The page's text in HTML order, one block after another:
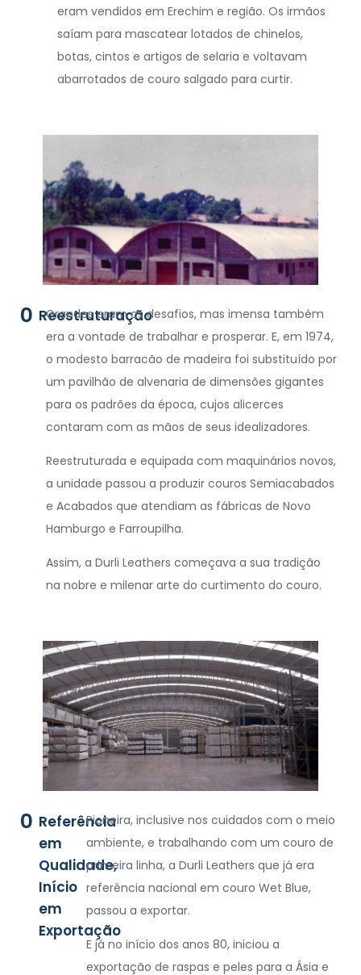
eram vendidos em Erechim e região. Os irmãos
saíam para mascatear lotados de chinelos,
botas, cintos e artigos de selaria e voltavam
abarrotados de couro salgado para curtir.
0 Reestruturação
Grandes eram os desafios, mas imensa também
era a vontade de trabalhar e prosperar. E, em 1974,
o modesto barracão de madeira foi substituído por
um pavilhão de alvenaria de dimensões gigantes
para os padrões da época, cujos alicerces
contaram com as mãos de seus idealizadores.
Reestruturada e equipada com maquinários novos,
a unidade passou a produzir couros Semiacabados
e Acabados que atendiam as fábricas de Novo
Hamburgo e Farroupilha.
Assim, a Durli Leathers começava a sua tradição
na nobre e milenar arte do curtimento do couro.
0 Referência
em
Qualidade,
Início
em
Exportação
Pioneira, inclusive nos cuidados com o meio
ambiente, e trabalhando com um couro de
primeira linha, a Durli Leathers que já era
referência nacional em couro Wet Blue,
passou a exportar.
E já no início dos anos 80, iniciou a
exportação de raspas e peles para a Ásia e